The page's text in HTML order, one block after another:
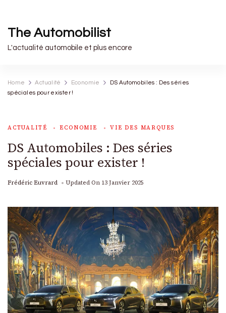
The Automobilist
L'actualité automobile et plus encore
Home Actualité Economie
DS Automobiles : Des séries
spéciales pour exister !
ACTUALITÉ ECONOMIE VIE DES MARQUES
DS Automobiles : Des séries
spéciales pour exister !
Frédéric Euvrard Updated On 13 Janvier 2025